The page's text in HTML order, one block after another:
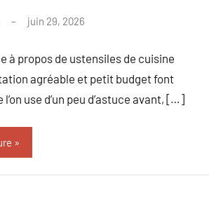
juin 29, 2026
à propos de ustensiles de cuisine
agréable et petit budget font
use d’un peu d’astuce avant, […]